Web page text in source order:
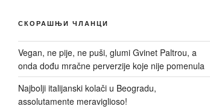
СКОРАШЊИ ЧЛАНЦИ
Vegan, ne pije, ne puši, glumi Gvinet Paltrou, a
onda dođu mračne perverzije koje nije pomenula
Najbolji italijanski kolači u Beogradu,
assolutamente meraviglioso!